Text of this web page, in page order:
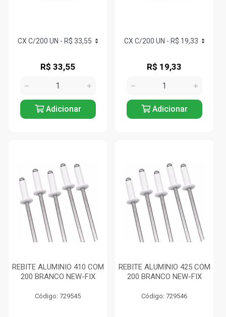
R$ 33,55
Adicionar
R$ 19,33
Adicionar
REBITE ALUMINIO 410 COM
200 BRANCO NEW-FIX
Código: 729545
REBITE ALUMINIO 425 COM
200 BRANCO NEW-FIX
Código: 729546